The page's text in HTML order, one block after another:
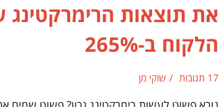
את תוצאות הרימרקטינג
הלקוח ב-265%
17 תגובות שוקי מן